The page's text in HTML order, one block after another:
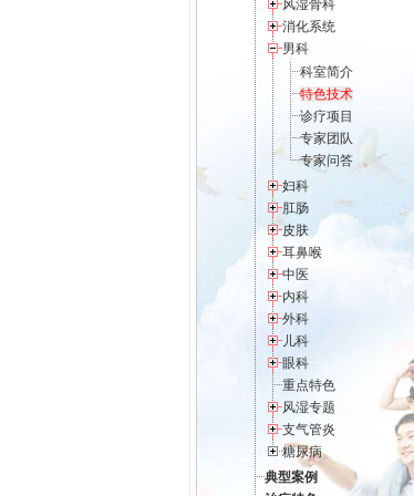
风湿骨科
消化系统
男科
科室简介
特色技术
诊疗项目
专家团队
专家问答
妇科
肛肠
皮肤
耳鼻喉
中医
内科
外科
儿科
眼科
重点特色
风湿专题
支气管炎
糖尿病
典型案例